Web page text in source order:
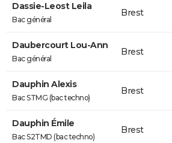
Dassie-Leost Leila
Bac général
Brest
Daubercourt Lou-Ann
Bac général
Brest
Dauphin Alexis
Bac STMG (bac techno)
Brest
Dauphin Émile
Bac S2TMD (bac techno)
Brest